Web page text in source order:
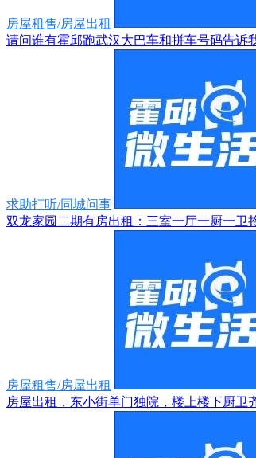
房屋租售/房屋出租
请问谁有霍邱跑武汉大巴车和拼车号码告诉
求助打听/同城问事
双龙家园二期有房出租：三室一厅一厨一卫
房屋租售/房屋出租
房屋出租，东小街单门独院，楼上楼下厨卫